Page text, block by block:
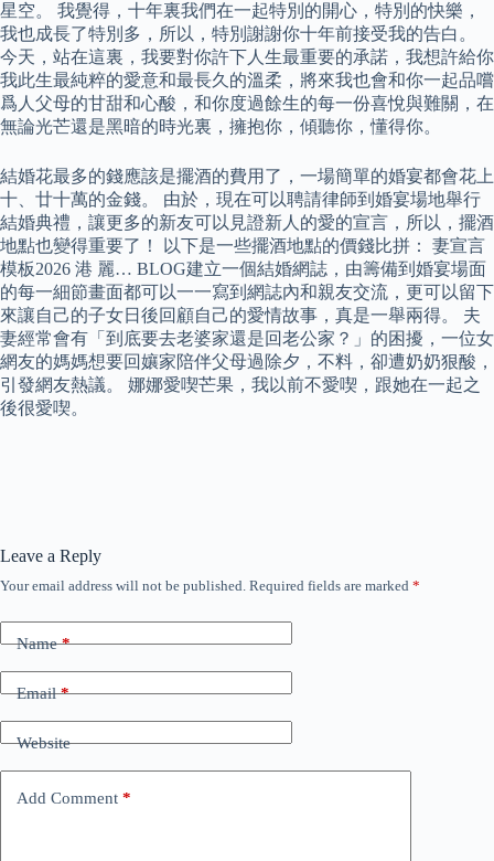
星空。 我覺得，十年裏我們在一起特別的開心，特別的快樂，
我也成長了特別多，所以，特別謝謝你十年前接受我的告白。
今天，站在這裏，我要對你許下人生最重要的承諾，我想許給你
我此生最純粹的愛意和最長久的溫柔，將來我也會和你一起品嚐
爲人父母的甘甜和心酸，和你度過餘生的每一份喜悅與難關，在
無論光芒還是黑暗的時光裏，擁抱你，傾聽你，懂得你。
結婚花最多的錢應該是擺酒的費用了，一場簡單的婚宴都會花上
十、廿十萬的金錢。 由於，現在可以聘請律師到婚宴場地舉行
結婚典禮，讓更多的新友可以見證新人的愛的宣言，所以，擺酒
地點也變得重要了！ 以下是一些擺酒地點的價錢比拼： 妻宣言
模板2026 港 麗… BLOG建立一個結婚網誌，由籌備到婚宴場面
的每一細節畫面都可以一一寫到網誌內和親友交流，更可以留下
來讓自己的子女日後回顧自己的愛情故事，真是一舉兩得。 夫
妻經常會有「到底要去老婆家還是回老公家？」的困擾，一位女
網友的媽媽想要回孃家陪伴父母過除夕，不料，卻遭奶奶狠酸，
引發網友熱議。 娜娜愛喫芒果，我以前不愛喫，跟她在一起之
後很愛喫。
Leave a Reply
Your email address will not be published. Required fields are marked *
Name*
Email*
Website
Add Comment *